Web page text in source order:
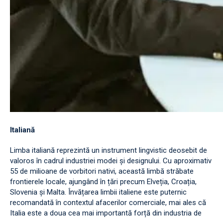
Italiană
Limba italiană reprezintă un instrument lingvistic deosebit de
valoros în cadrul industriei modei și designului. Cu aproximativ
55 de milioane de vorbitori nativi, această limbă străbate
frontierele locale, ajungând în țări precum Elveția, Croația,
Slovenia și Malta. Învățarea limbii italiene este puternic
recomandată în contextul afacerilor comerciale, mai ales că
Italia este a doua cea mai importantă forță din industria de